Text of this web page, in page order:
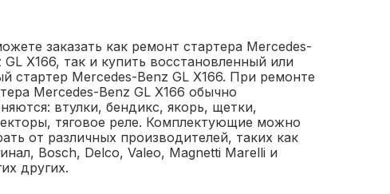
заказать как ремонт стартера Mercedes-
GL X166, так и купить восстановленный или
стартер Mercedes-Benz GL X166. При ремонте
Mercedes-Benz GL X166 обычно
втулки, бендикс, якорь, щетки,
тяговое реле. Комплектующие можно
от различных производителей, таких как
Bosch, Delco, Valeo, Magnetti Marelli и
других.